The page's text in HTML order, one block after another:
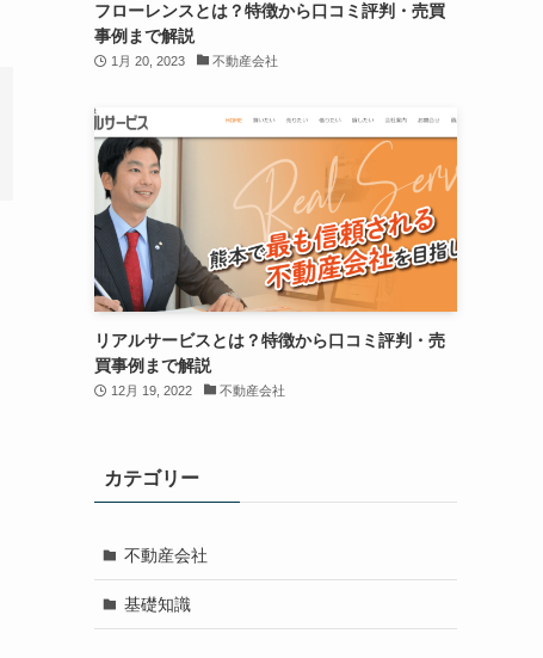
フローレンスとは？特徴から口コミ評判・売買
事例まで解説
1月 20, 2023 不動産会社
リアルサービスとは？特徴から口コミ評判・売
買事例まで解説
12月 19, 2022 不動産会社
カテゴリー
不動産会社
基礎知識